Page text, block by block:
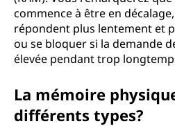
commence à être en
répondent plus lentement et
ou se bloquer si la demande
élevée pendant trop
La mémoire
différents types?